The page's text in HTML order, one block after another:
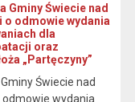
Gminy Świecie nad
o odmowie wydania
dla
oraz
„Partęczyny”
Świecie nad
odmowie wydania